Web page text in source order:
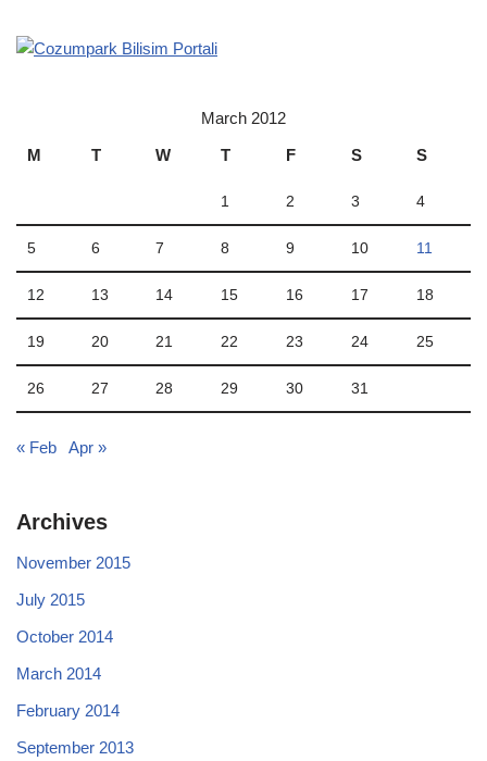
March 2012
M
T W T F S S
1 2 3 4
5 6 7 8 9 10 11
12 13 14 15 16 17 18
19 20 21 22 23 24 25
26 27 28 29 30 31
« Feb Apr »
Archives
November 2015
July 2015
October 2014
March 2014
February 2014
September 2013